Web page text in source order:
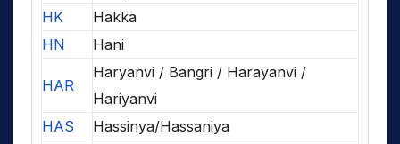
HK
Hakka
HN
Hani
HAR
Haryanvi / Bangri / Harayanvi /
Hariyanvi
HAS
Hassinya/Hassaniya